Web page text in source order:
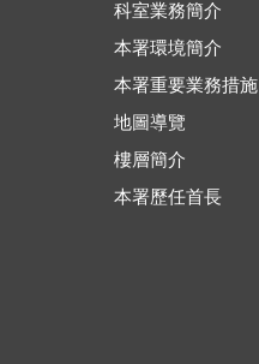
科室業務簡介
本署環境簡介
本署重要業務措施
地圖導覽
樓層簡介
本署歷任首長